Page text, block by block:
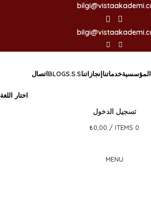
المؤسسيةخدماتناإنجازاتناS.S.S
BLOGاتصال
اختار اللغة
تسجيل الدخول
0
ITEMS
/
₺0,00
MENU